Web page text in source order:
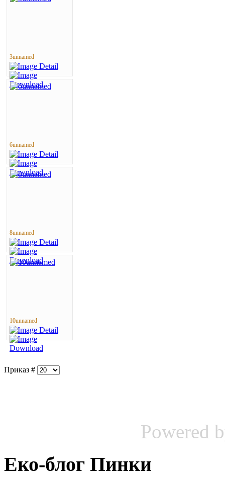
3unnamed
6unnamed
8unnamed
10unnamed
Приказ #
Powered
Еко-блог Пинки